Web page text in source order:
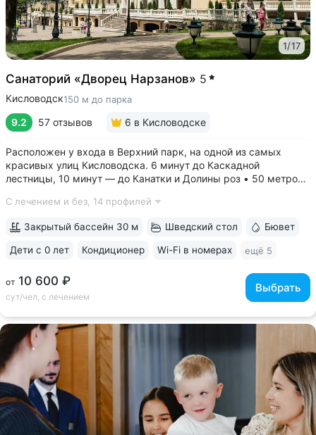
1/17
Санаторий «Дворец Нарзанов» 5
Кисловодск150 м до парка
9.2 57 отзывов 6 в Кисловодске
Расположен у входа в Верхний парк, на одной из самых
красивых улиц Кисловодска. 6 минут до Каскадной
лестницы, 10 минут — до Канатки и Долины роз • 50 метров
(Кисловодск), «Славяновская» (Железноводск), «Ессентуки
С лечением и без, 14 профилей
от 10 600 ₽
сут/чел, с лечением
Выбрать
Закрытый бассейн 30 м Шведский стол Бювет
Дети с 0 лет Кондиционер Wi-Fi в номерах ещё 5